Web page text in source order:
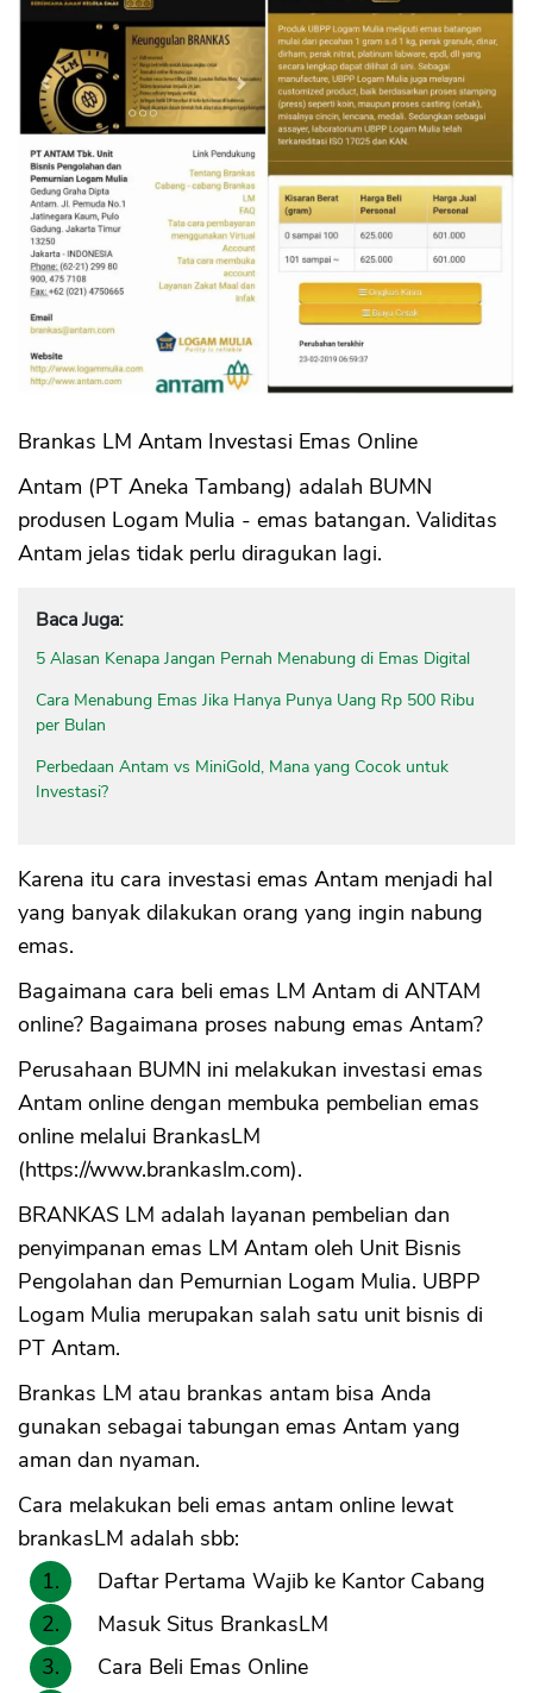
Brankas LM Antam Investasi Emas Online
Antam (PT Aneka Tambang) adalah BUMN
produsen Logam Mulia - emas batangan. Validitas
Antam jelas tidak perlu diragukan lagi.
Baca Juga:
5 Alasan Kenapa Jangan Pernah Menabung di Emas Digital
Cara Menabung Emas Jika Hanya Punya Uang Rp 500 Ribu
per Bulan
Perbedaan Antam vs MiniGold, Mana yang Cocok untuk
Investasi?
Karena itu cara investasi emas Antam menjadi hal
yang banyak dilakukan orang yang ingin nabung
emas.
Bagaimana cara beli emas LM Antam di ANTAM
online? Bagaimana proses nabung emas Antam?
Perusahaan BUMN ini melakukan investasi emas
Antam online dengan membuka pembelian emas
online melalui BrankasLM
(https://www.brankaslm.com).
BRANKAS LM adalah layanan pembelian dan
penyimpanan emas LM Antam oleh Unit Bisnis
Pengolahan dan Pemurnian Logam Mulia. UBPP
Logam Mulia merupakan salah satu unit bisnis di
PT Antam.
Brankas LM atau brankas antam bisa Anda
gunakan sebagai tabungan emas Antam yang
aman dan nyaman.
Cara melakukan beli emas antam online lewat
brankasLM adalah sbb:
Daftar Pertama Wajib ke Kantor Cabang
Masuk Situs BrankasLM
Cara Beli Emas Online
OK
CANCEL